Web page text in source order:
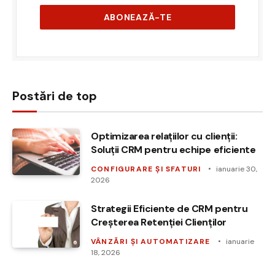
Postări de top
Optimizarea relațiilor cu clienții:
Soluții CRM pentru echipe eficiente
CONFIGURARE ȘI SFATURI
ianuarie 30,
2026
Strategii Eficiente de CRM pentru
Creșterea Retenției Clienților
VÂNZĂRI ȘI AUTOMATIZARE
ianuarie
18, 2026